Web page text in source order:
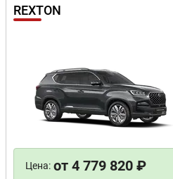
REXTON
Цена: от 4 779 820 ₽